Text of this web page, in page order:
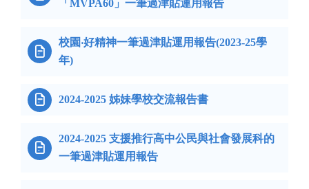
「MVPA60」一筆過津貼運用報告

校園‧好精神一筆過津貼運用報告(2023-25學
年)
 2024-2025 姊妹學校交流報告書

2024-2025 支援推行高中公民與社會發展科的
一筆過津貼運用報告